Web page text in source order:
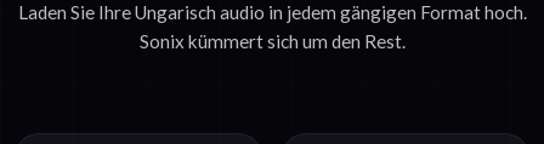
Laden Sie Ihre Ungarisch audio in jedem gängigen Format hoch.
Sonix kümmert sich um den Rest.